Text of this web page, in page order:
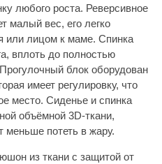
любого роста. Реверсивное
малый вес, его легко
или лицом к маме. Спинка
вплоть до полностью
блок оборудован
имеет регулировку, что
место. Сиденье и спинка
объёмной 3D-ткани,
потеть в жару.
из ткани с защитой от